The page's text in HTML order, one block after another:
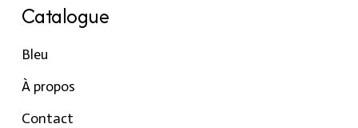
Catalogue
Bleu
À propos
Contact